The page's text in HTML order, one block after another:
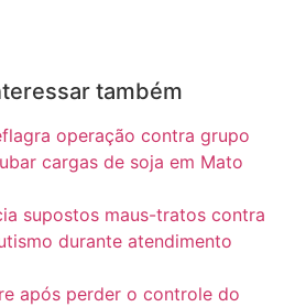
também
operação contra grupo
cargas de soja em Mato
supostos maus-tratos contra
durante atendimento
após perder o controle do